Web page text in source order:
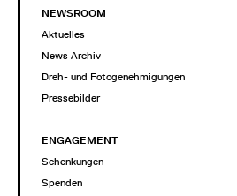
NEWSROOM
Aktuelles
News Archiv
Dreh- und Fotogenehmigungen
Pressebilder
ENGAGEMENT
Schenkungen
Spenden